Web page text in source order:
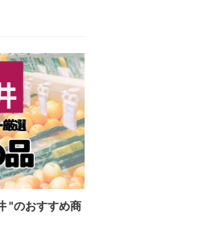
"のおすすめ商